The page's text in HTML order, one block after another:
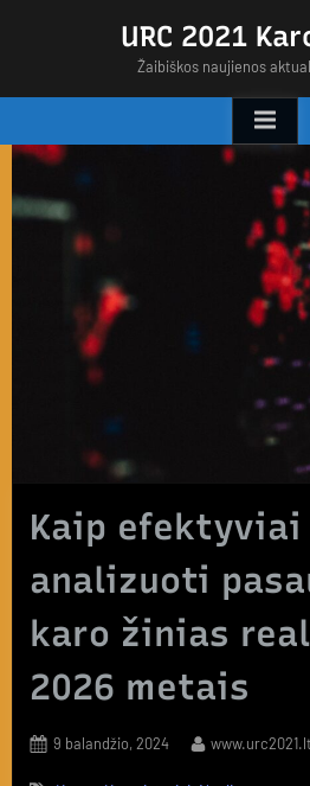
URC 2021
Žaibiškos naujienos
Kaip
analizuoti
karo žinias
2026 metais
Posted
9 balandžio, 2024 By
www.urc2021.lt